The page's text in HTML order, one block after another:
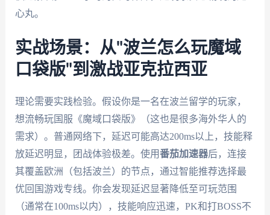
心丸。
实战场景：从"波兰怎么玩魔域
口袋版"到激战亚克拉西亚
理论需要实践检验。假设你是一名在波兰留学的玩家，
想流畅玩国服《魔域口袋版》（这也是很多海外华人的
需求）。普通网络下，延迟可能高达200ms以上，技能释
放延迟明显，团战体验极差。使用番茄加速器后，连接
其覆盖欧洲（包括波兰）的节点，通过智能推荐选择最
优回国游戏专线。你会发现延迟显著降低至可玩范围
（通常在100ms以内），技能响应迅速，PK和打BOSS不